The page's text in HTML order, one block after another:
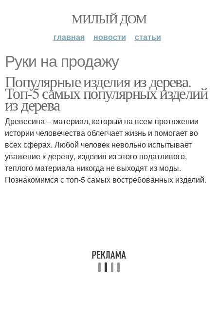
МИЛЫЙ ДОМ
главная новости статьи
Руки на продажу
Популярные изделия из дерева.
Топ-5 самых популярных изделий
из дерева
Древесина – материал, который на всем протяжении
истории человечества облегчает жизнь и помогает во
всех сферах. Любой человек невольно испытывает
уважение к дереву, изделия из этого податливого,
теплого материала никогда не выходят из моды.
Познакомимся с топ-5 самых востребованных изделий.